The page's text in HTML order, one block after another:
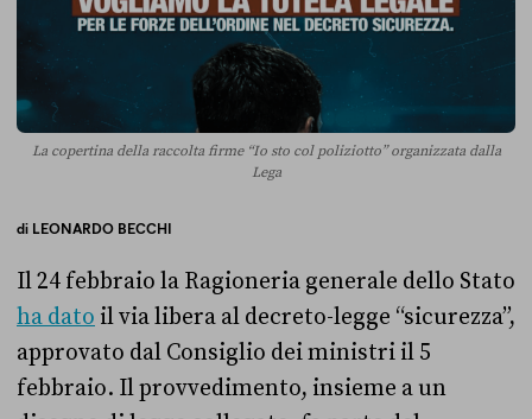
La copertina della raccolta firme “Io sto col poliziotto” organizzata dalla
Lega
di LEONARDO BECCHI
Il 24 febbraio la Ragioneria generale dello Stato
ha dato il via libera al decreto-legge “sicurezza”,
approvato dal Consiglio dei ministri il 5
febbraio. Il provvedimento, insieme a un